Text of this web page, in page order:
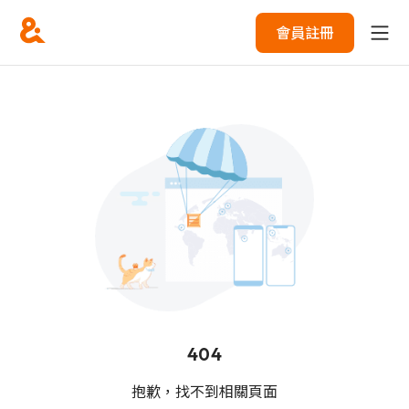
會員註冊
404
抱歉，找不到相關頁面